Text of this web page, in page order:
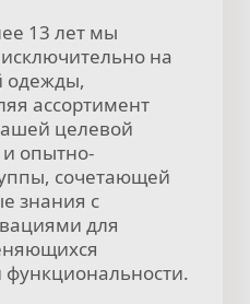
13 лет мы
на
одежды,
ассортимент
целевой
и опытно-
сочетающей
знания с
для